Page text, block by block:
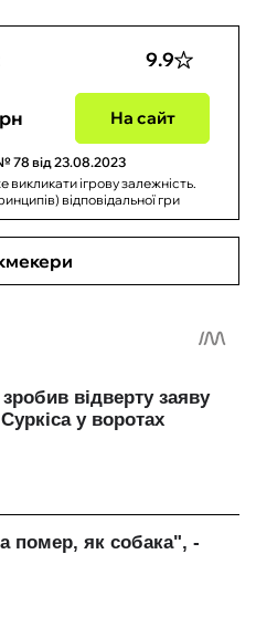
9.9
На сайт
78 від 23.08.2023
викликати ігрову залежність.
відповідальної гри